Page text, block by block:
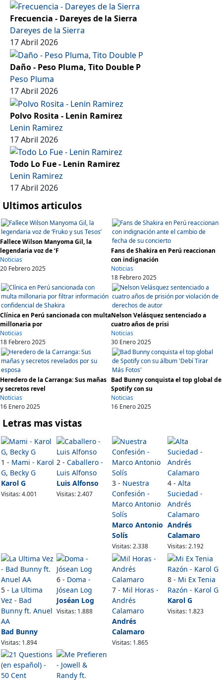
Frecuencia - Dareyes de la Sierra
Dareyes de la Sierra
17 Abril 2026
Daño - Peso Pluma, Tito Double P
Peso Pluma
17 Abril 2026
Polvo Rosita - Lenin Ramirez
Lenin Ramirez
17 Abril 2026
Todo Lo Fue - Lenin Ramirez
Lenin Ramirez
17 Abril 2026
Ultimos articulos
Fallece Wilson Manyoma Gil, la
legendaria voz de ‘F
Noticias
20 Febrero 2025
Fans de Shakira en Perú reaccionan
con indignación
Noticias
18 Febrero 2025
Clínica en Perú sancionada con multa
millonaria por
Noticias
18 Febrero 2025
Nelson Velásquez sentenciado a
cuatro años de prisi
Noticias
30 Enero 2025
Heredero de la Carranga: Sus mañas
y secretos revel
Noticias
16 Enero 2025
Bad Bunny conquista el top global de
Spotify con su
Noticias
16 Enero 2025
Letras mas vistas
1 - Mami - Karol
G, Becky G
Karol G
Visitas: 4.001
2 -Caballero -
Luis Alfonso
Luis Alfonso
Visitas: 2.407
3 - Nuestra
Confesión -
Marco Antonio
Solís
Marco Antonio
Solís
Visitas: 2.338
4 -Alta
Suciedad -
Andrés
Calamaro
Andrés
Calamaro
Visitas: 2.192
5 - La Ultima
Vez - Bad
Bunny ft. Anuel
AA
Bad Bunny
Visitas: 1.894
6 - Doma -
Jósean Log
Joséan Log
Visitas: 1.888
7 - Mil Horas -
Andrés
Calamaro
Andrés
Calamaro
Visitas: 1.865
8 - Mi Ex Tenia
Razón - Karol G
Karol G
Visitas: 1.823